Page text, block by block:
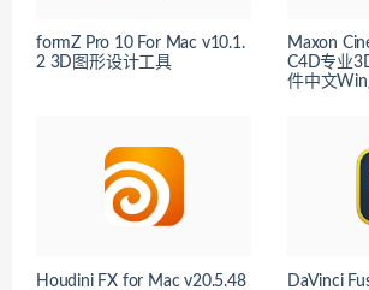
formZ Pro 10 For Mac v10.1.
2 3D图形设计工具
Maxon
C4D专业
件中文
Houdini FX for Mac v20.5.48
DaVinci